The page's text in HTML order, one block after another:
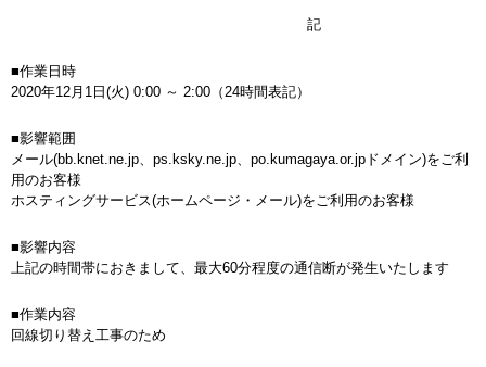
記
■作業日時
2020年12月1日(火) 0:00 ～ 2:00（24時間表記）
■影響範囲
メール(bb.knet.ne.jp、ps.ksky.ne.jp、po.kumagaya.or.jpドメイン)をご利
用のお客様
ホスティングサービス(ホームページ・メール)をご利用のお客様
■影響内容
上記の時間帯におきまして、最大60分程度の通信断が発生いたします
■作業内容
回線切り替え工事のため